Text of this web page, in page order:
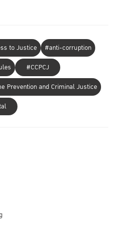
to Justice
#anti-corruption
#CCPCJ
Prevention and Criminal Justice